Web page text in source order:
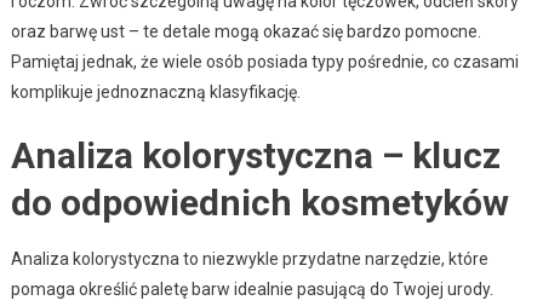
oraz barwę ust – te detale mogą okazać się bardzo pomocne.
Pamiętaj jednak, że wiele osób posiada typy pośrednie, co czasami
komplikuje jednoznaczną klasyfikację.
Analiza kolorystyczna – klucz
do odpowiednich kosmetyków
Analiza kolorystyczna to niezwykle przydatne narzędzie, które
pomaga określić paletę barw idealnie pasującą do Twojej urody.